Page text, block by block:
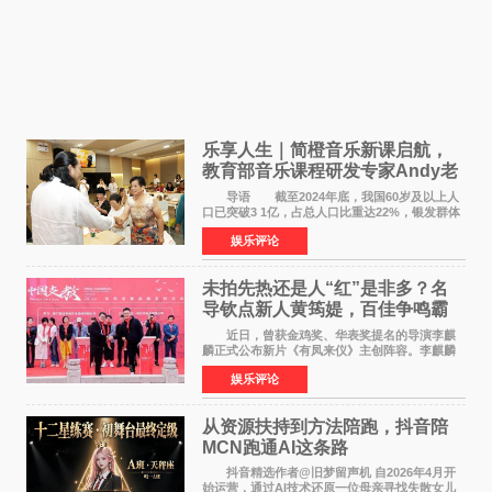
乐享人生｜简橙音乐新课启航，
教育部音乐课程研发专家Andy老
师重磅入驻领航银龄琴声
导语 截至2024年底，我国60岁及以上人
口已突破3 1亿，占总人口比重达22%，银发群体
的精神文化需求日益凸显。2024年1月，国务院办
公厅印发《关于发展银发经济增进老年人福祉的
意见》——这是
娱乐评论
未拍先热还是人“红”是非多？名
导钦点新人黄筠媞，百佳争鸣霸
气回应
近日，曾获金鸡奖、华表奖提名的导演李麒
麟正式公布新片《有凤来仪》主创阵容。李麒麟
早年凭电影《华容道》获得金鸡奖、华表奖提
名，此后长期参与国内外电影制作，其担任制片
人参与的作品亦曾
娱乐评论
从资源扶持到方法陪跑，抖音陪
MCN跑通AI这条路
抖音精选作者@旧梦留声机 自2026年4月开
始运营，通过AI技术还原一位母亲寻找失散女儿